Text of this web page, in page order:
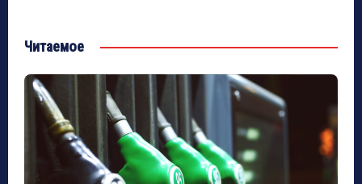
Читаемое